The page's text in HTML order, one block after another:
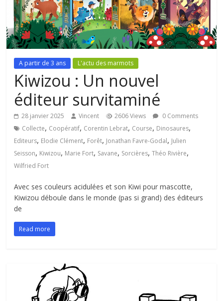
A partir de 3 ans L'actu des marmots
Kiwizou : Un nouvel
éditeur survitaminé
28 janvier 2025 Vincent 2606 Views
0 Comments
Collecte, Coopératif, Corentin Lebrat, Course, Dinosaures,
Editeurs, Elodie Clément, Forêt, Jonathan Favre-Godal, Julien
Seisson, Kiwizou, Marie Fort, Savane, Sorcières,Théo Rivière,
Wilfried Fort
Avec ses couleurs acidulées et son Kiwi pour mascotte,
Kiwizou déboule dans le monde (pas si grand) des éditeurs
de
Read more